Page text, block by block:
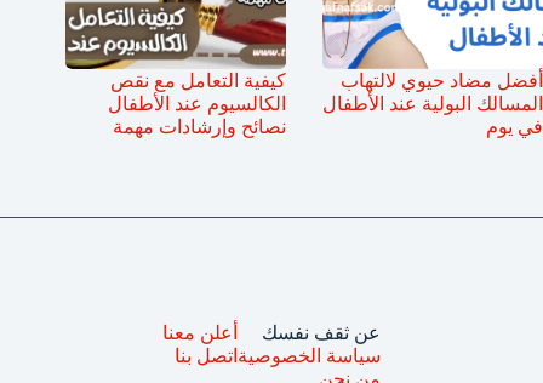
أفضل مضاد حيوي لالتهاب
المسالك البولية عند الأطفال
في يوم
كيفية التعامل مع نقص
الكالسيوم عند الأطفال
نصائح وإرشادات مهمة
عن ثقف نفسك
سياسة الخصوصية
من نحن
أعلن معنا
اتصل بنا